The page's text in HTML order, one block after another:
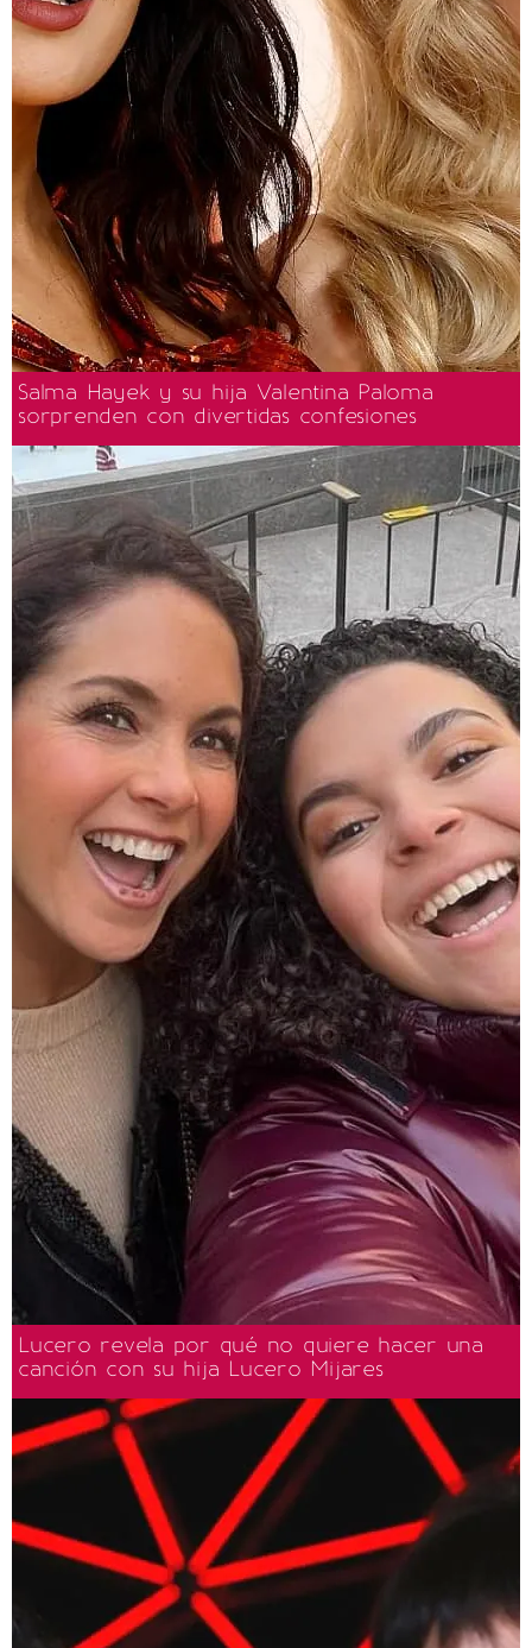
Salma Hayek y su hija Valentina Paloma
sorprenden con divertidas confesiones
Lucero revela por qué no quiere hacer una
canción con su hija Lucero Mijares